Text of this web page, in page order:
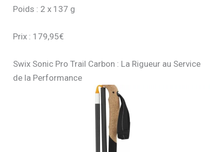
Poids : 2 x 137 g
Prix : 179,95€
Swix Sonic Pro Trail Carbon : La Rigueur au Service
de la Performance